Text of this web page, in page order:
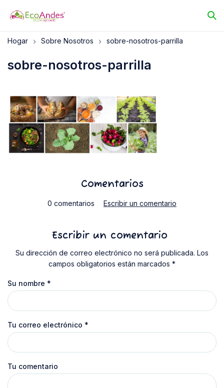
sobre-nosotros-parrilla
Hogar Sobre Nosotros sobre-nosotros-parrilla
Comentarios
0 comentarios Escribir un comentario
Escribir un comentario
Su dirección de correo electrónico no será publicada. Los
campos obligatorios están marcados *
Su nombre *
Tu correo electrónico *
Tu comentario